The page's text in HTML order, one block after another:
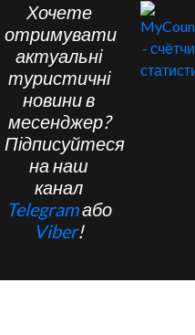
Хочете
отримувати
актуальні
туристичні
новини в
месенджер?
Підписуйтеся
на наш
канал
Telegramабо
Viber!